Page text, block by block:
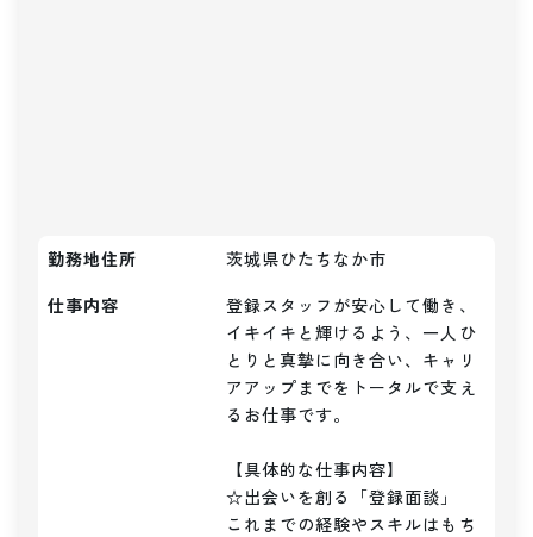
勤務地住所
茨城県ひたちなか市
仕事内容
登録スタッフが安心して働き、
イキイキと輝けるよう、一人ひ
とりと真摯に向き合い、キャリ
アアップまでをトータルで支え
るお仕事です。
【具体的な仕事内容】
☆出会いを創る「登録面談」
これまでの経験やスキルはもち